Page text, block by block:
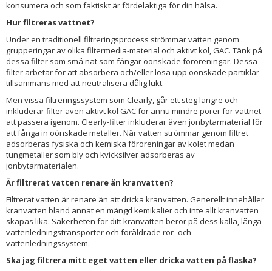
konsumera och som faktiskt är fördelaktiga för din hälsa.
Hur filtreras vattnet?
Under en traditionell filtreringsprocess strömmar vatten genom
grupperingar av olika filtermedia-material och aktivt kol, GAC. Tänk på
dessa filter som små nät som fångar oönskade föroreningar. Dessa
filter arbetar för att absorbera och/eller lösa upp oönskade partiklar
tillsammans med att neutralisera dålig lukt.
Men vissa filtreringssystem som Clearly, går ett steg längre och
inkluderar filter även aktivt kol GAC för ännu mindre porer för vattnet
att passera igenom. Clearly-filter inkluderar även jonbytarmaterial för
att fånga in oönskade metaller. När vatten strömmar genom filtret
adsorberas fysiska och kemiska föroreningar av kolet medan
tungmetaller som bly och kvicksilver adsorberas av
jonbytarmaterialen.
Är filtrerat vatten renare än kranvatten?
Filtrerat vatten är renare än att dricka kranvatten. Generellt innehåller
kranvatten bland annat en mängd kemikalier och inte allt kranvatten
skapas lika. Säkerheten för ditt kranvatten beror på dess källa, långa
vattenledningstransporter och föråldrade rör- och
vattenledningssystem.
Ska jag filtrera mitt eget vatten eller dricka vatten på flaska?